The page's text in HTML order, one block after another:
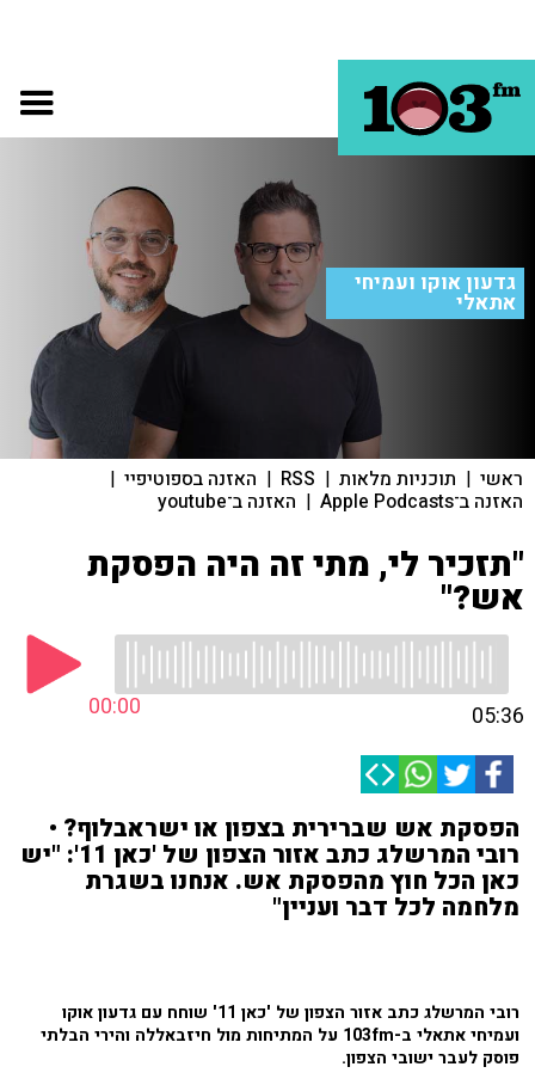
גדעון אוקו ועמיחי
אתאלי
ראשי | תוכניות מלאות |
RSS
| האזנה בספוטיפיי |
האזנה ב־Apple Podcasts | האזנה ב־youtube
"תזכיר לי, מתי זה היה הפסקת
אש?"
00:00 05:36
הפסקת אש שברירית בצפון או ישראבלוף? •
רובי המרשלג כתב אזור הצפון של 'כאן 11': "יש
כאן הכל חוץ מהפסקת אש. אנחנו בשגרת
מלחמה לכל דבר ועניין"
רובי המרשלג כתב אזור הצפון של 'כאן 11' שוחח עם גדעון אוקו
ועמיחי אתאלי ב-103fm על המתיחות מול חיזבאללה והירי הבלתי
פוסק לעבר ישובי הצפון.